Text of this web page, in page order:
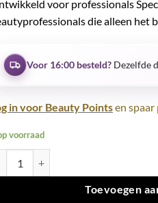
voor professionals
die alleen het
Voor 16:00 besteld? Dezelfde
in voor Beauty Pointsen
voorraad
Toevoegen